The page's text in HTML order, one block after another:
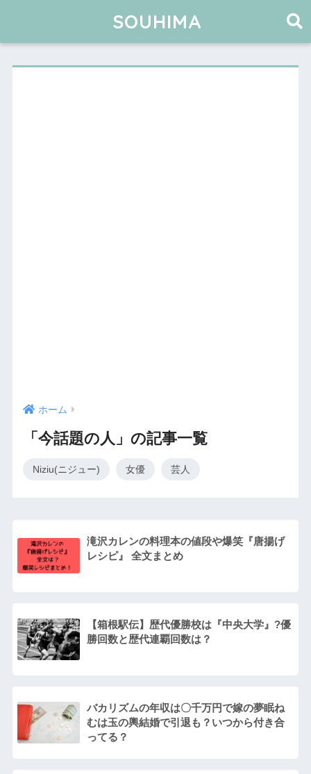
SOUHIMA
ホーム
「今話題の人」の記事一覧
Niziu(ニジュー) 女優 芸人
滝沢カレンの料理本の値段や爆笑『唐揚げ
レシピ』 全文まとめ
【箱根駅伝】歴代優勝校は『中央大学』?優
勝回数と歴代連覇回数は？
バカリズムの年収は〇千万円で嫁の夢眠ね
むは玉の輿結婚で引退も？いつから付き合
ってる？